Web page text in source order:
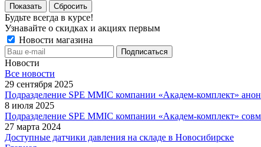
Показать Сбросить
Будьте всегда в курсе!
Узнавайте о скидках и акциях первым
Новости магазина
Новости
Все новости
29 сентября 2025
Подразделение SPE MMIC компании «Академ-комплект»
8 июля 2025
Подразделение SPE MMIC компании «Академ-комплект»
27 марта 2024
Доступные датчики давления на складе в Новосибирске